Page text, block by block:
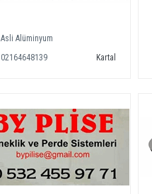
Asli Alüminyum
02164648139
Kartal